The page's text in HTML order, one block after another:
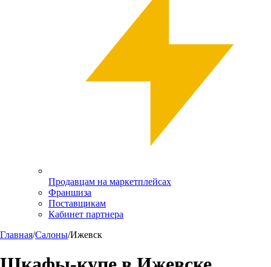
Продавцам на маркетплейсах
Франшиза
Поставщикам
Кабинет партнера
Главная/Салоны/Ижевск